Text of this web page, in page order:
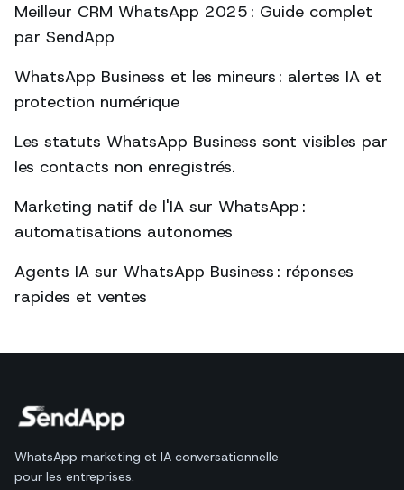
Meilleur CRM WhatsApp 2025 : Guide complet
par SendApp
WhatsApp Business et les mineurs : alertes IA et
protection numérique
Les statuts WhatsApp Business sont visibles par
les contacts non enregistrés.
Marketing natif de l'IA sur WhatsApp :
automatisations autonomes
Agents IA sur WhatsApp Business : réponses
rapides et ventes
WhatsApp marketing et IA conversationnelle
pour les entreprises.